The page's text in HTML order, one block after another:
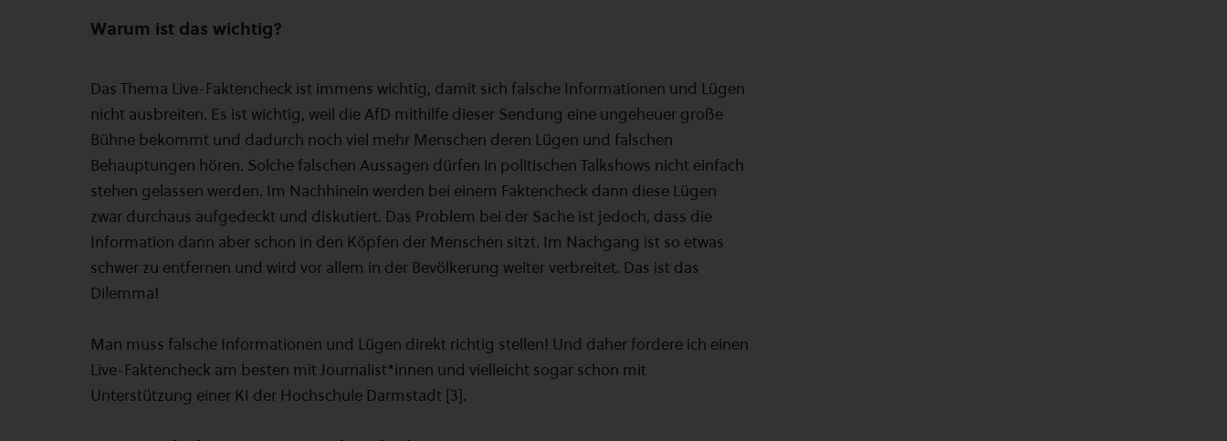
Warum ist das wichtig?
Das Thema Live-Faktencheck ist immens wichtig, damit sich falsche Informationen und Lügen
nicht ausbreiten. Es ist wichtig, weil die AfD mithilfe dieser Sendung eine ungeheuer große
Bühne bekommt und dadurch noch viel mehr Menschen deren Lügen und falschen
Behauptungen hören. Solche falschen Aussagen dürfen in politischen Talkshows nicht einfach
stehen gelassen werden. Im Nachhinein werden bei einem Faktencheck dann diese Lügen
zwar durchaus aufgedeckt und diskutiert. Das Problem bei der Sache ist jedoch, dass die
Information dann aber schon in den Köpfen der Menschen sitzt. Im Nachgang ist so etwas
schwer zu entfernen und wird vor allem in der Bevölkerung weiter verbreitet. Das ist das
Dilemma!
Man muss falsche Informationen und Lügen direkt richtig stellen! Und daher fordere ich einen
Live-Faktencheck am besten mit Journalist*innen und vielleicht sogar schon mit
Unterstützung einer KI der Hochschule Darmstadt [3].